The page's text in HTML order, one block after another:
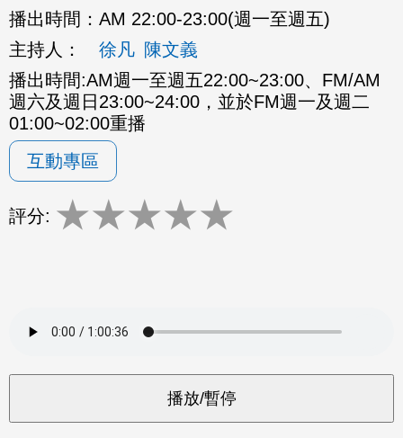
播出時間： AM 22:00-23:00(週一至週五)
主持人：
徐凡 陳文義
播出時間:AM週一至週五22:00~23:00、FM/AM
週六及週日23:00~24:00，並於FM週一及週二
01:00~02:00重播
互動專區
評分: ★★★★★